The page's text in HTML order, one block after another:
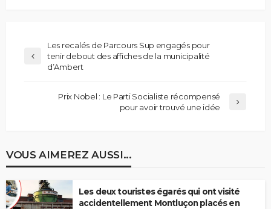
Les recalés de Parcours Sup engagés pour
tenir debout des affiches de la municipalité
d’Ambert
Prix Nobel : Le Parti Socialiste récompensé
pour avoir trouvé une idée
VOUS AIMEREZ AUSSI...
Les deux touristes égarés qui ont visité
accidentellement Montluçon placés en